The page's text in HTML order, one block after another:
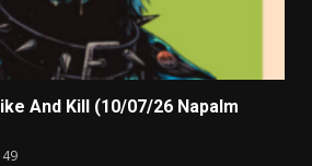
And Kill (10/07/26 Napalm